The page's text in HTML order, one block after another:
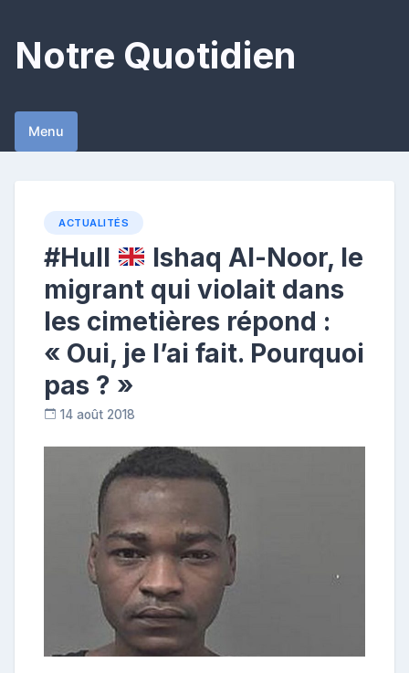
content
Notre Quotidien
Menu
ACTUALITÉS
#Hull
Ishaq Al-Noor, le
migrant qui violait dans
les cimetières répond :
« Oui, je l’ai fait. Pourquoi
pas ? »
14 août 2018
o
n
t
b
u
t
r
i
c